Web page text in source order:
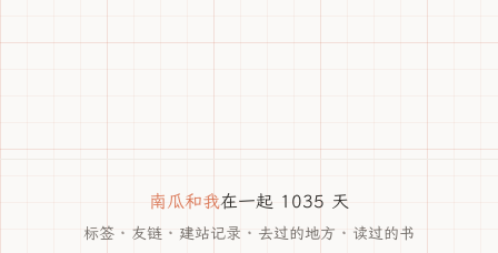
南瓜和我在一起 1035 天
标签 · 友链 · 建站记录 · 去过的地方 · 读过的书